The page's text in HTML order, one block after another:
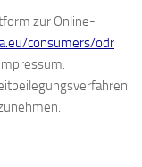
zur Online-
consumers/odr